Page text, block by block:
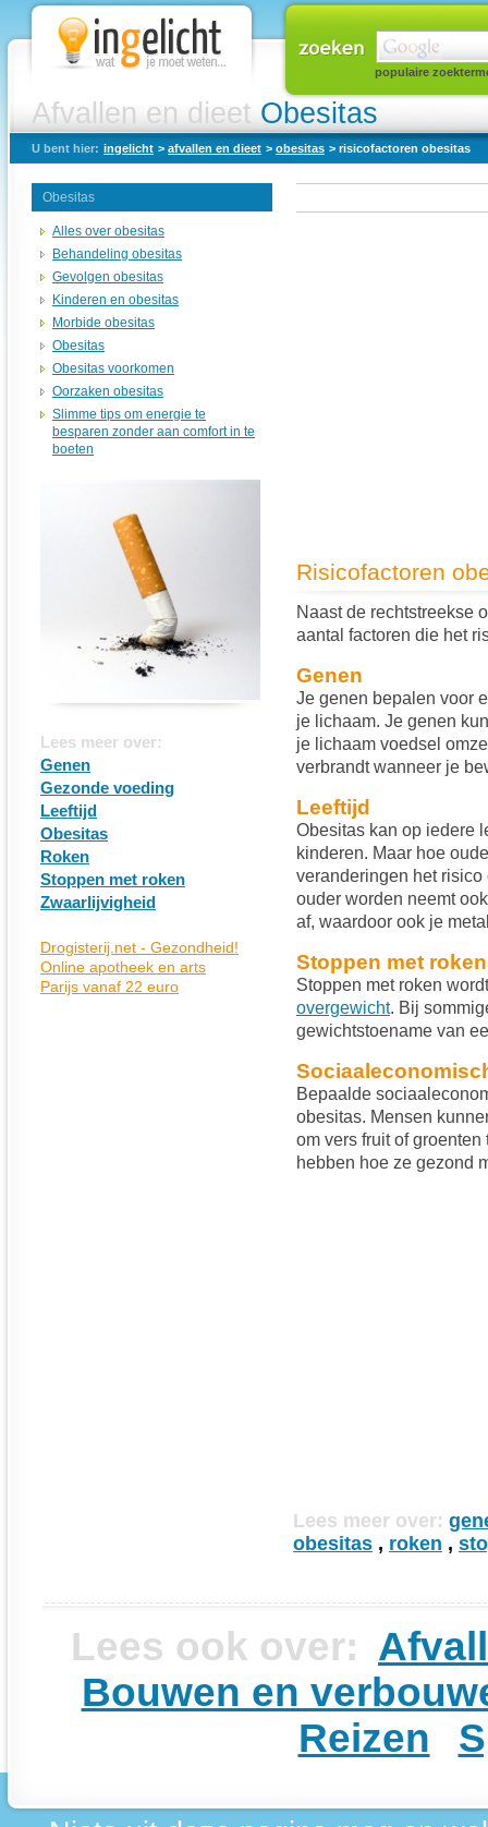
Afvallen en dieet Obesitas
populaire
U bent hier: ingelicht > afvallen en dieet > obesitas > risicofactoren obesitas
Obesitas
Alles over obesitas
Behandeling obesitas
Gevolgen obesitas
Kinderen en obesitas
Morbide obesitas
Obesitas
Obesitas voorkomen
Oorzaken obesitas
Slimme tips om energie te
besparen zonder aan comfort in te
boeten
Lees meer over:
Genen
Gezonde voeding
Leeftijd
Obesitas
Roken
Stoppen met roken
Zwaarlijvigheid
Risicofactoren
Naast de rechtstreekse
aantal factoren die het
Genen
Je genen bepalen voor
je lichaam. Je genen
je lichaam voedsel
verbrandt wanneer je
Leeftijd
Obesitas kan op iedere
kinderen. Maar hoe
veranderingen het
ouder worden neemt
af, waardoor ook je
Stoppen met roken
Stoppen met roken
overgewicht. Bij
gewichtstoename van
Bepaalde
obesitas. Mensen
om vers fruit of
hebben hoe ze gezond
Lees meer over:
obesitas , roken ,
Lees ook over:
Bouwen en
Reizen